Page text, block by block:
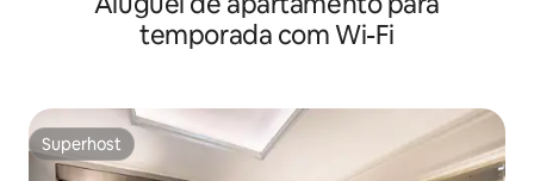
temporada com Wi-Fi
Superhost
Superhost